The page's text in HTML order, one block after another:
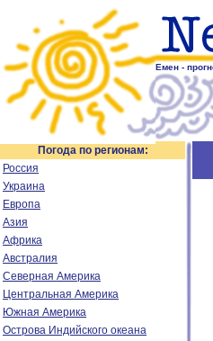
Емен -
Погода по регионам:
Россия
Украина
Европа
Азия
Африка
Австралия
Северная Америка
Центральная Америка
Южная Америка
Острова Индийского океана